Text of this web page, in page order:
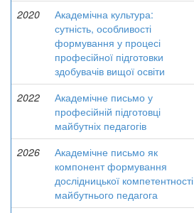
2020
Академічна культура:
сутність, особливості
формування у процесі
професійної підготовки
здобувачів вищої освіти
2022
Академічне письмо у
професійній підготовці
майбутніх педагогів
2026
Академічне письмо як
компонент формування
дослідницької компетентності
майбутнього педагога